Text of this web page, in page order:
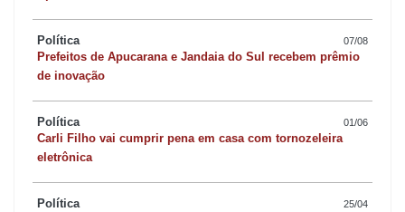
Política 07/08
Prefeitos de Apucarana e Jandaia do Sul recebem prêmio
de inovação
Política 01/06
Carli Filho vai cumprir pena em casa com tornozeleira
eletrônica
Política 25/04